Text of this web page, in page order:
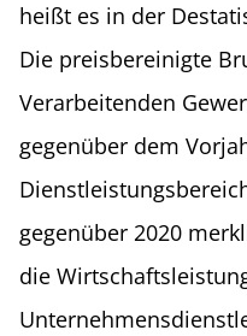
heißt es in der
Die preisbereinigte
Verarbeitenden
gegenüber dem
gegenüber 2020
die